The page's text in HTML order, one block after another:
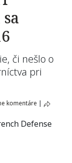
či nešlo o
pri
komentáre |
Defense